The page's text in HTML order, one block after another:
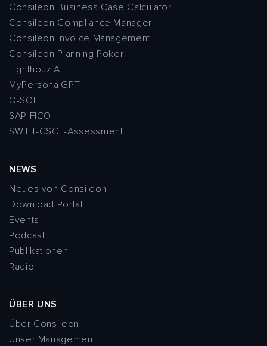
Consileon Business Case Calculator
Consileon Compliance Manager
Consileon Invoice Management
Consileon Planning Poker
Lighthouz AI
MyPersonalGPT
Q-SOFT
SAP FICO
SWIFT-CSCF-Assessment
NEWS
Neues von Consileon
Download Portal
Events
Podcast
Publikationen
Radio
ÜBER UNS
Über Consileon
Unser Management